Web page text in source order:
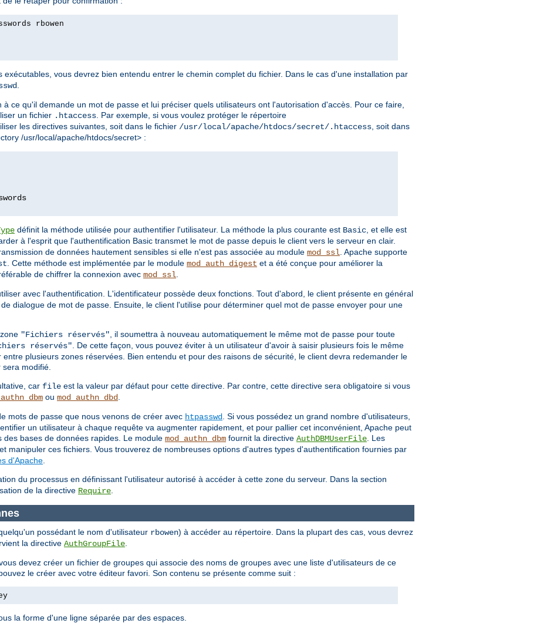
rbowen
vous devrez bien entendu entrer le chemin complet du fichier. Dans le cas d'une installation par
ce qu'il demande un mot de passe et lui préciser quels utilisateurs ont l'autorisation d'accès. Pour ce faire,
un fichier .htaccess . Par exemple, si vous voulez protéger le répertoire
les directives suivantes, soit dans le fichier /usr/local/apache/htdocs/secret/.htaccess , soit dans
/usr/local/apache/htdocs/secret> :
définit la méthode utilisée pour authentifier l'utilisateur. La méthode la plus courante est Basic , et elle est
à l'esprit que l'authentification Basic transmet le mot de passe depuis le client vers le serveur en clair.
de données hautement sensibles si elle n'est pas associée au module mod_ssl . Apache supporte
. Cette méthode est implémentée par le module mod_auth_digest et a été conçue pour améliorer la
de chiffrer la connexion avec mod_ssl
avec l'authentification. L'identificateur possède deux fonctions. Tout d'abord, le client présente en général
dialogue de mot de passe. Ensuite, le client l'utilise pour déterminer quel mot de passe envoyer pour une
"Fichiers réservés" , il soumettra à nouveau automatiquement le même mot de passe pour toute
réservés" . De cette façon, vous pouvez éviter à un utilisateur d'avoir à saisir plusieurs fois le même
plusieurs zones réservées. Bien entendu et pour des raisons de sécurité, le client devra redemander le
modifié.
car file est la valeur par défaut pour cette directive. Par contre, cette directive sera obligatoire si vous
ou mod_authn_dbd
mots de passe que nous venons de créer avec htpasswd
. Si vous possédez un grand nombre d'utilisateurs,
un utilisateur à chaque requête va augmenter rapidement, et pour pallier cet inconvénient, Apache peut
bases de données rapides. Le module mod_authn_dbm fournit la directive AuthDBMUserFile . Les
manipuler ces fichiers. Vous trouverez de nombreuses options d'autres types d'authentification fournies par
d'Apache
du processus en définissant l'utilisateur autorisé à accéder à cette zone du serveur. Dans la section
de la directive Require
possédant le nom d'utilisateur rbowen) à accéder au répertoire. Dans la plupart des cas, vous devrez
la directive AuthGroupFile.
devez créer un fichier de groupes qui associe des noms de groupes avec une liste d'utilisateurs de ce
le créer avec votre éditeur favori. Son contenu se présente comme suit :
la forme d'une ligne séparée par des espaces.